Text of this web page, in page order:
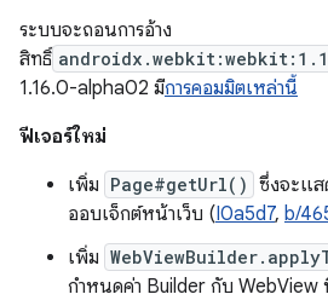
ระบบจะถอนการอ้าง
สิทธิ์
1.16.0-alpha02 มีการคอมมิตเหล่านี้
ฟีเจอร์ใหม่
เพิ่ม Page#getUrl() ซึ่งจะแส
ออบเจ็กต์หน้าเว็บ (I0a5d7, b/
เพิ่ม
กำหนดค่า Builder กับ WebView